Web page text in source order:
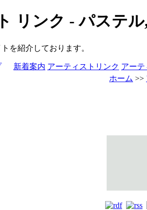
リンク - パステ
を紹介しております。
新着案内 アーティストリンク アーテ
ホーム >>